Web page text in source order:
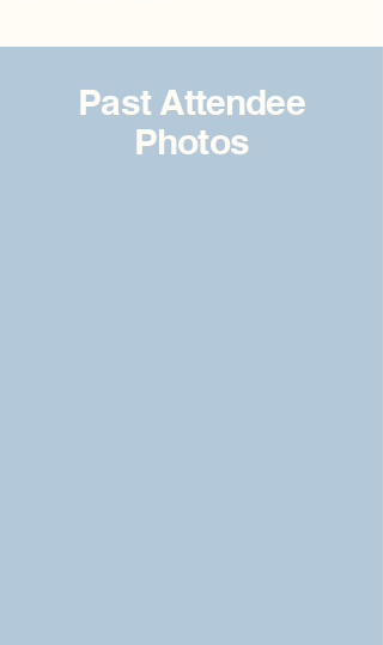
Past Attendee
Photos